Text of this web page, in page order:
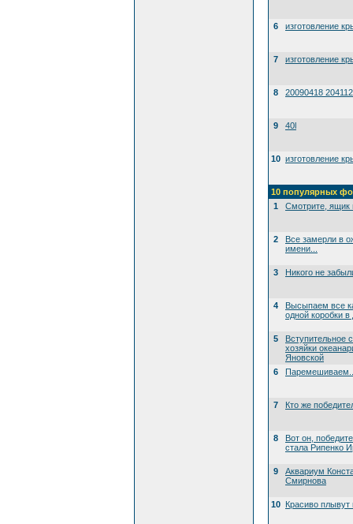
6 изготовление
7 изготовление
8 20090418
9 40l
10 изготовление
10 популярных
1
Смотрите, ящик
2
Все замерли в
имени...
3 Никого не
4
Высыпаем все
одной коробки в
5
Вступительное
хозяйки
Яновской
6
7 Кто же
8
Вот он,
стала Рипенко
9
Аквариум
Смирнова
10 Красиво плывут